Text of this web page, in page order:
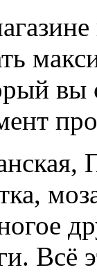
Всё